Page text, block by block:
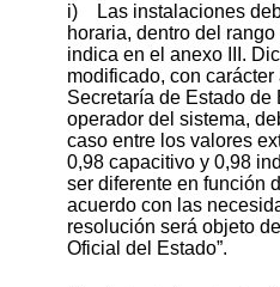
i) Las instalaciones
horaria, dentro del
indica en el anexo III.
modificado, con
Secretaría de Estado de
operador del sistema,
caso entre los valores
0,98 capacitivo y 0,98
ser diferente en función
acuerdo con las
resolución será objeto
Oficial del Estado”.